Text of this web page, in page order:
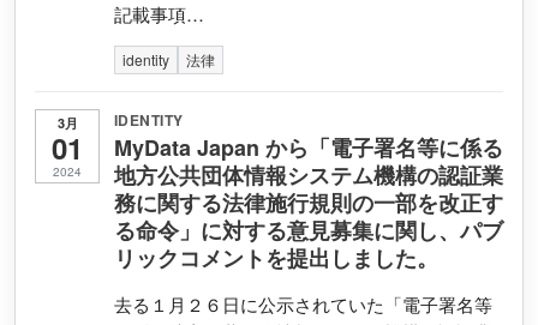
記載事項…
identity 法律
3月
01
2024
IDENTITY
MyData Japan から「電子署名等に係る
地方公共団体情報システム機構の認証業
務に関する法律施行規則の一部を改正す
る命令」に対する意見募集に関し、パブ
リックコメントを提出しました。
去る１月２６日に公示されていた「電子署名等